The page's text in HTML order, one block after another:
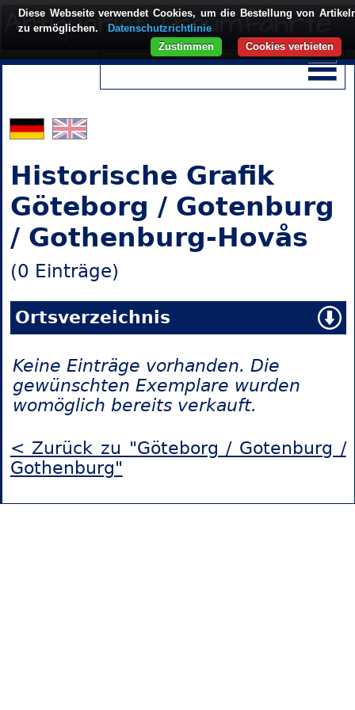
Historische Grafik
Göteborg / Gotenburg
/ Gothenburg-Hovås
(0 Einträge)
Ortsverzeichnis
Keine Einträge vorhanden. Die
gewünschten Exemplare wurden
womöglich bereits verkauft.
< Zurück zu "Göteborg / Gotenburg /
Gothenburg"
Diese Webseite verwendet Cookies, um die Bestellung von
zu ermöglichen.
Datenschutzrichtlinie
Cookies verbieten
Zustimmen